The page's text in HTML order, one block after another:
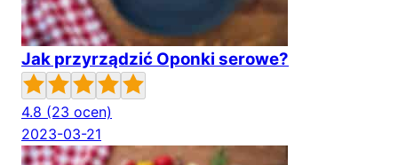
Jak przyrządzić Oponki serowe?
4.8 (23 ocen)
2023-03-21